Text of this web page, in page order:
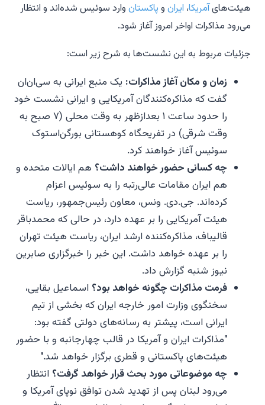
هیئت‌هایآمریکا، ایران و پاکستان وارد سوئیس شده‌اند و انتظار
می‌رود مذاکرات اواخر امروز آغاز شود.
جزئیات مربوط به این نشست‌ها به شرح زیر است:
زمان و مکان آغاز مذاکرات: یک منبع ایرانی به سی‌ان‌ان
گفت که مذاکره‌کنندگان آمریکایی و ایرانی نشست خود
را حدود ساعت ۱ بعدازظهر به وقت محلی (۷ صبح به
وقت شرقی) در تفریحگاه کوهستانی بورگن‌استوک
سوئیس آغاز خواهند کرد.
چه کسانی حضور خواهند داشت؟ هم ایالات متحده و
هم ایران مقامات عالی‌رتبه را به سوئیس اعزام
کرده‌اند. جی.دی. ونس، معاون رئیس‌جمهور، ریاست
هیئت آمریکایی را بر عهده دارد، در حالی که محمدباقر
قالیباف، مذاکره‌کننده ارشد ایران، ریاست هیئت تهران
را بر عهده خواهد داشت. این خبر را خبرگزاری صابرین
نیوز شنبه گزارش داد.
فرمت مذاکرات چگونه خواهد بود؟ اسماعیل بقایی،
سخنگوی وزارت امور خارجه ایران که بخشی از تیم
ایرانی است، پیشتر به رسانه‌های دولتی گفته بود:
"مذاکرات ایران و آمریکا در قالب چهارجانبه و با حضور
هیئت‌های پاکستانی و قطری برگزار خواهد شد."
چه موضوعاتی مورد بحث قرار خواهد گرفت؟ انتظار
می‌رود لبنان پس از تهدید شدن توافق نوپای آمریکا و